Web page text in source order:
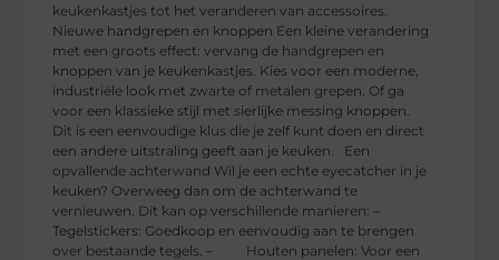
keukenkastjes tot het veranderen van accessoires.
Nieuwe handgrepen en knoppen Een kleine verandering
met een groots effect: vervang de handgrepen en
knoppen van je keukenkastjes. Kies voor een moderne,
industriële look met zwarte of metalen grepen. Of ga
voor een klassieke stijl met sierlijke messing knoppen.
Dit is een eenvoudige klus die je zelf kunt doen en direct
een andere uitstraling geeft aan je keuken. Een
opvallende achterwand Wil je een echte eyecatcher in je
keuken? Overweeg dan om de achterwand te
vernieuwen. Dit kan op verschillende manieren: –
Tegelstickers: Goedkoop en eenvoudig aan te brengen
over bestaande tegels. – Houten panelen: Voor een